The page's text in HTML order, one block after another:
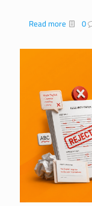
0
Read more